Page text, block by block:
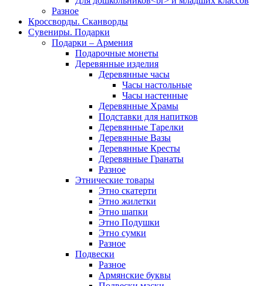
Разное
Кроссворды. Сканворды
Сувениры. Подарки
Подарки – Армения
Подарочные монеты
Деревянные изделия
Деревянные часы
Часы настольные
Часы настенные
Деревянные Храмы
Подставки для напитков
Деревянные Тарелки
Деревянные Вазы
Деревянные Кресты
Деревянные Гранаты
Разное
Этнические товары
Этно скатерти
Этно жилетки
Этно шапки
Этно Подушки
Этно сумки
Разное
Подвески
Разное
Армянские буквы